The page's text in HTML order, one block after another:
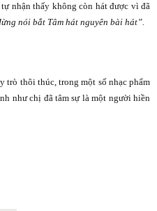
nhận thấy không còn hát được vì đã
nói bắt Tâm hát nguyên bài hát”.
trò thôi thúc, trong một số nhạc phẩm
như chị đã tâm sự là một người hiền